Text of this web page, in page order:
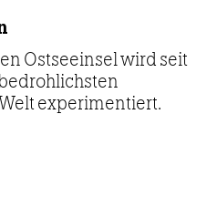
Ostseeinsel wird seit
experimentiert.